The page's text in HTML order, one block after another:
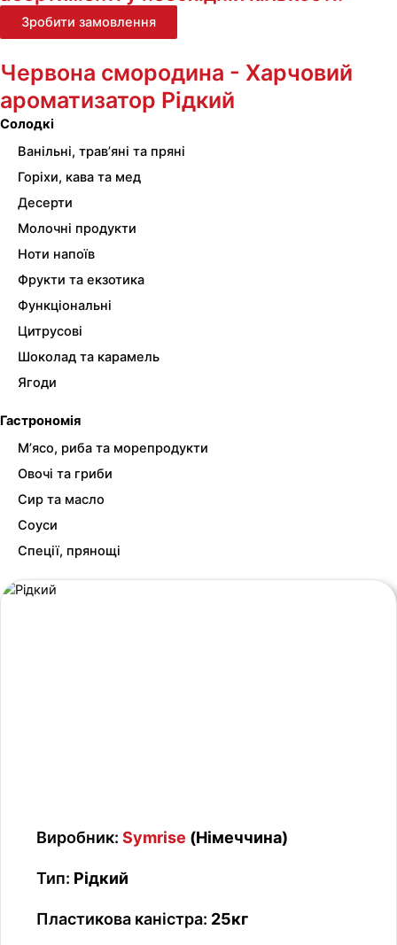
Зробити замовлення
Червона смородина - Харчовий
ароматизатор Рідкий
Солодкі
Ванільні, трав’яні та пряні
Горіхи, кава та мед
Десерти
Молочні продукти
Ноти напоїв
Фрукти та екзотика
Функціональні
Цитрусові
Шоколад та карамель
Ягоди
Гастрономія
М’ясо, риба та морепродукти
Овочі та гриби
Сир та масло
Соуси
Спеції, прянощі
Виробник: Symrise (Німеччина)
Тип: Рідкий
Пластикова каністра: 25кг